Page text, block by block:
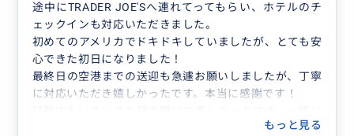
途中にTRADER JOE'Sへ連れてってもらい、ホテルのチ
ェックインも対応いただきました。
初めてのアメリカでドキドキしていましたが、とても安
心できた初日になりました！
最終日の空港までの送迎も急遽お願いしましたが、丁寧
に対応いただき嬉しかったです。本当に感謝です！
旅した姪甥もすっかりChiharuさんファンになっていま
もっと見る